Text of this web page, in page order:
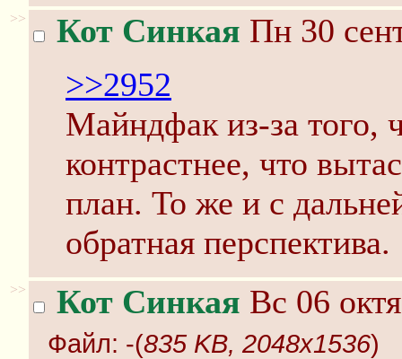
>> Кот Синкая Пн 30
>>2952
Майндфак из-за того,
контрастнее, что
план. То же и с
обратная перспектива.
>> Кот Синкая Вс 06
Файл: -(835 KB, 2048x1536)